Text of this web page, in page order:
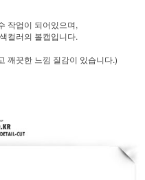
작업이 되어있으며,
컬러의 볼캡입니다.
깨끗한 느낌 질감이 있습니다.)